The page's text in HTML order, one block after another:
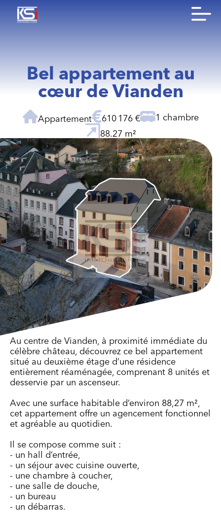
Bel appartement au
cœur de Vianden
Appartement 610 176 €
1 chambre
88.27 m²
Au centre de Vianden, à proximité immédiate du
célèbre château, découvrez ce bel appartement
situé au deuxième étage d’une résidence
entièrement réaménagée, comprenant 8 unités et
desservie par un ascenseur.
Avec une surface habitable d’environ 88,27 m²,
cet appartement offre un agencement fonctionnel
et agréable au quotidien.
Il se compose comme suit :
- un hall d’entrée,
- un séjour avec cuisine ouverte,
- une chambre à coucher,
- une salle de douche,
- un bureau
- un débarras.